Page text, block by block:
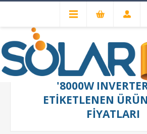
'8000W
ETIKETLENEN
FIYATLARI